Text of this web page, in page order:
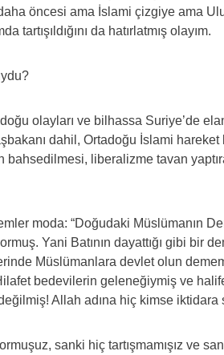
öncesi ama İslami çizgiye ama
tartışıldığını da hatırlatmış olayım.
olayları ve bilhassa Suriye’de
dahil, Ortadoğu İslami
bahsedilmesi, liberalizme tavan
moda: “Doğudaki Müslümanın
Yani Batının dayattığı gibi bir
Müslümanlara devlet olun
bedevilerin geleneğiymiş ve
Allah adına hiç kimse
sanki hiç tartışmamışız ve